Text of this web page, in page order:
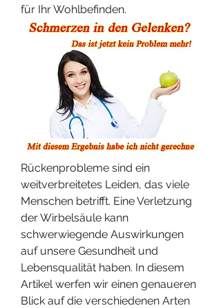
für Ihr Wohlbefinden.
Rückenprobleme sind ein
weitverbreitetes Leiden, das viele
Menschen betrifft. Eine Verletzung
der Wirbelsäule kann
schwerwiegende Auswirkungen
auf unsere Gesundheit und
Lebensqualität haben. In diesem
Artikel werfen wir einen genaueren
Blick auf die verschiedenen Arten